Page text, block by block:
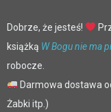
Dobrze, że jesteś!
książką W Bogu nie ma
robocze.
Darmowa dostawa
Żabki itp.)